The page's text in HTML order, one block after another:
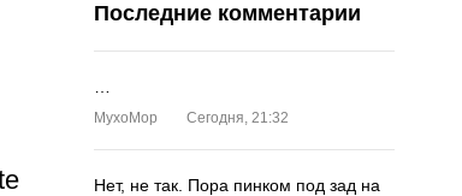
Последние комментарии
MyxoMop Сегодня, 21:32
Нет, не так. Пора пинком под зад на